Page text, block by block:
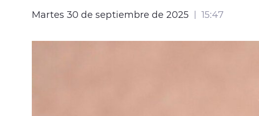
Martes 30 de septiembre de 2025 15:47